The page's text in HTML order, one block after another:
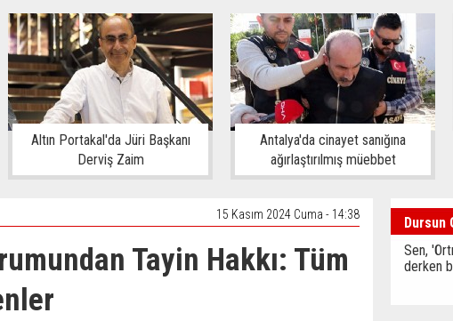
SAĞLIK EKONOMİ DÜNYA
Altın Portakal'da Jüri Başkanı
Derviş Zaim
Antalya'da cinayet sanığına
ağırlaştırılmış müebbet
15 Kasım 2024 Cuma - 14:38
Tayin Hakkı: Tüm
Dursun
Sen,
derken